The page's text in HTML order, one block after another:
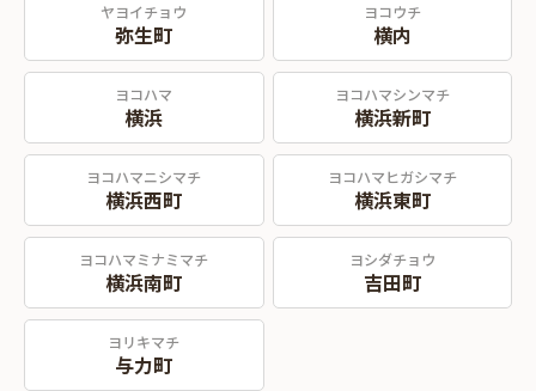
ヤヨイチョウ
弥生町
ヨコウチ
横内
ヨコハマ
横浜
ヨコハマシンマチ
横浜新町
ヨコハマニシマチ
横浜西町
ヨコハマヒガシマチ
横浜東町
ヨコハマミナミマチ
横浜南町
ヨシダチョウ
吉田町
ヨリキマチ
与力町